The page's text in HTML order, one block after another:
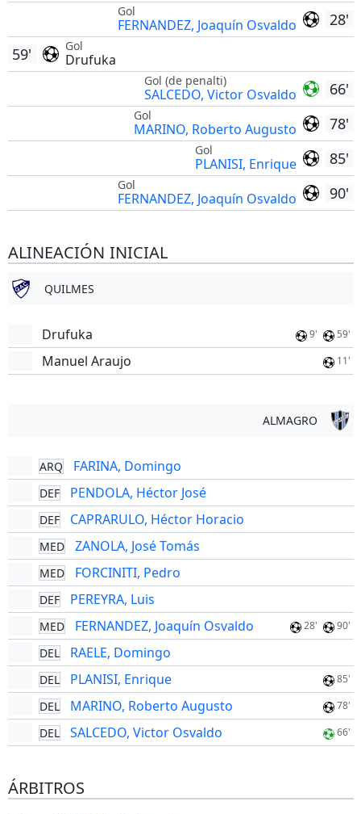
28'
Gol
FERNANDEZ, Joaquín Osvaldo
Gol
Drufuka
59'
66'
Gol (de penalti)
SALCEDO, Victor Osvaldo
78'
Gol
MARINO, Roberto Augusto
85'
Gol
PLANISI, Enrique
90'
Gol
FERNANDEZ, Joaquín Osvaldo
ALINEACIÓN INICIAL
QUILMES
Drufuka 9' 59'
Manuel Araujo 11'
ALMAGRO
ARQ FARINA, Domingo
DEF PENDOLA, Héctor José
DEF CAPRARULO, Héctor Horacio
MED ZANOLA, José Tomás
MED FORCINITI, Pedro
DEF PEREYRA, Luis
MED FERNANDEZ, Joaquín Osvaldo 28' 90'
DEL RAELE, Domingo
DEL PLANISI, Enrique 85'
DEL MARINO, Roberto Augusto 78'
DEL SALCEDO, Victor Osvaldo 66'
ÁRBITROS